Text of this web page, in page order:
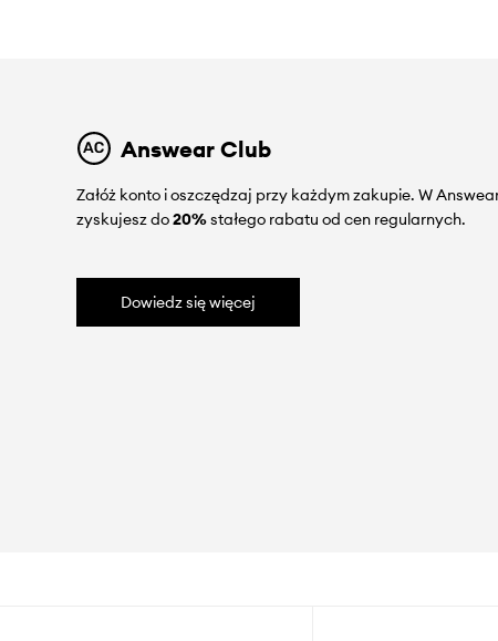
Answear Club
Załóż konto i oszczędzaj przy każdym zakupie. W
zyskujesz do20%stałego rabatu od cen regularnych.
Dowiedz się więcej